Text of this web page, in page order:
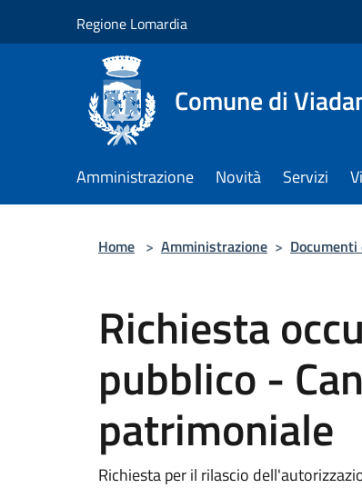
Regione Lomardia
Comune di
Amministrazione Novità Servizi
Home > Amministrazione >
Richiesta
pubblico -
patrimoniale
Richiesta per il rilascio